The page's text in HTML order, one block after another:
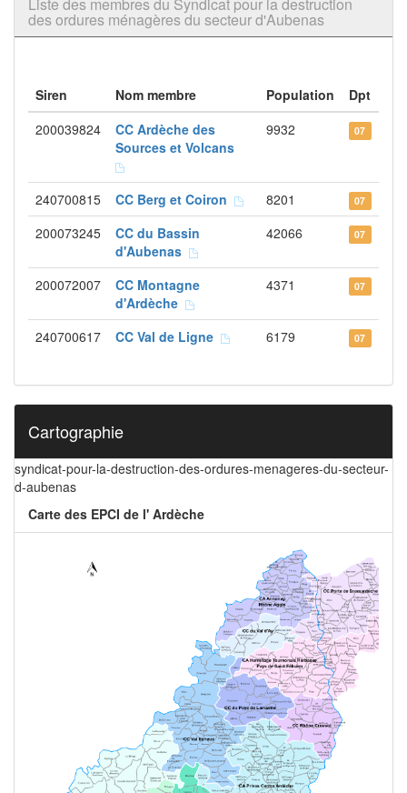
des ordures ménagères du secteur d'Aubenas
Siren Nom membre Population
Dpt
200039824
CC Ardèche des
Sources et Volcans
9932 07
240700815 CC Berg et Coiron 8201 07
200073245
CC du Bassin
d'Aubenas
42066 07
200072007
CC Montagne
d'Ardèche
4371 07
240700617 CC Val de Ligne 6179 07
Cartographie
syndicat-pour-la-destruction-des-ordures-menageres-du-secteur-
d-aubenas
Carte des EPCI de l' Ardèche